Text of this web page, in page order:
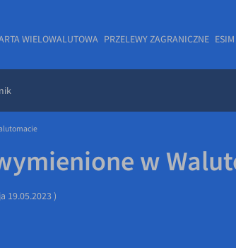
WIELOWALUTOWA PRZELEWY ZAGRANICZNE ESIM
w
19.05.2023 )